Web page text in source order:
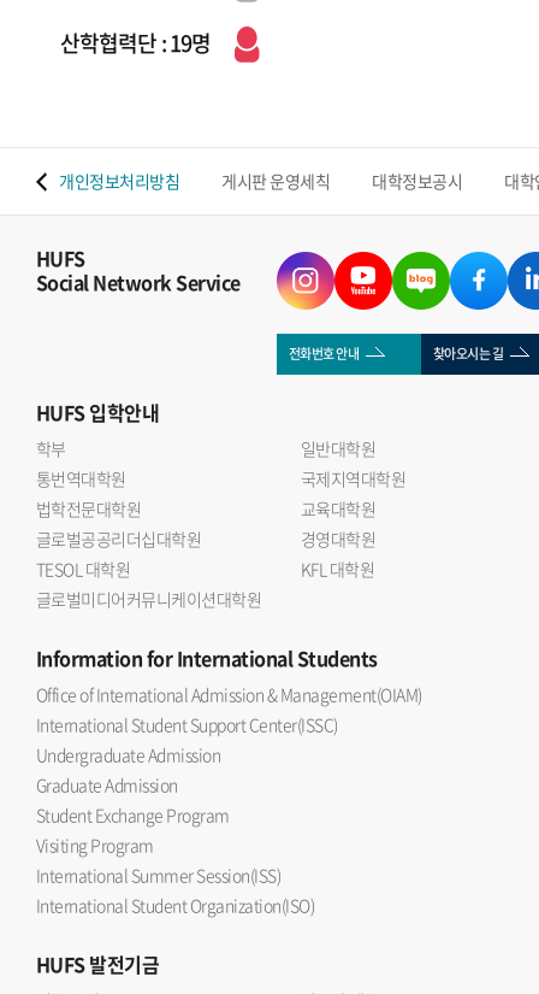
산학협력단 : 19명
개인정보처리방침 게시판 운영세칙 대학정보공시 대
HUFS
Social Network Service
전화번호 안내 찾아오시는 길
HUFS입학안내
학부
일반대학원
통번역대학원
국제지역대학원
법학전문대학원
교육대학원
글로벌공공리더십대학원
경영대학원
TESOL 대학원
KFL 대학원
글로벌미디어커뮤니케이션대학원
Informationfor International Students
Office of International Admission & Management(OIAM)
International Student Support Center(ISSC)
Undergraduate Admission
Graduate Admission
Student Exchange Program
Visiting Program
International Summer Session(ISS)
International Student Organization(ISO)
HUFS발전기금